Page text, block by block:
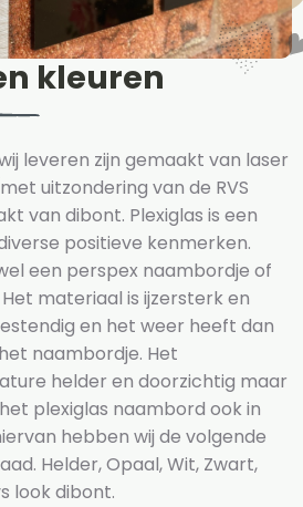
kleuren
leveren zijn gemaakt van laser
uitzondering van de RVS
van dibont. Plexiglas is een
positieve kenmerken.
een perspex naambordje of
materiaal is ijzersterk en
en het weer heeft dan
naambordje. Het
helder en doorzichtig maar
plexiglas naambord ook in
hebben wij de volgende
Helder, Opaal, Wit, Zwart,
look dibont.